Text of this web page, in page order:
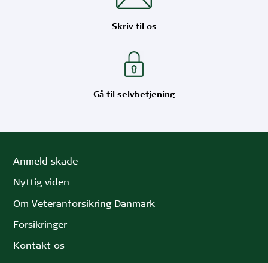
Skriv til os
Gå til selvbetjening
Anmeld skade
Nyttig viden
Om Veteranforsikring Danmark
Forsikringer
Kontakt os